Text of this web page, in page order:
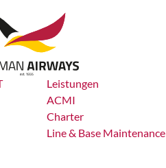
Leistungen
ACMI
Charter
Line & Base Maintenance